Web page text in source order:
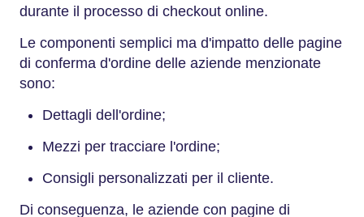
durante il processo di checkout online.
Le componenti semplici ma d'impatto delle pagine
di conferma d'ordine delle aziende menzionate
sono:
Dettagli dell'ordine;
Mezzi per tracciare l'ordine;
Consigli personalizzati per il cliente.
Di conseguenza, le aziende con pagine di